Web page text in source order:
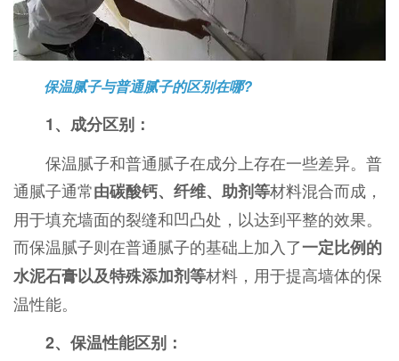
保温腻子与普通腻子的区别在哪?
1、成分区别：
保温腻子和普通腻子在成分上存在一些差异。普
通腻子通常由碳酸钙、纤维、助剂等材料混合而成，
用于填充墙面的裂缝和凹凸处，以达到平整的效果。
而保温腻子则在普通腻子的基础上加入了一定比例的
水泥石膏以及特殊添加剂等材料，用于提高墙体的保
温性能。
2、保温性能区别：